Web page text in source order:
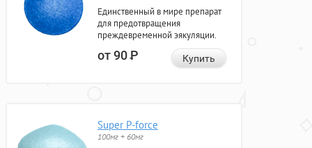
Единственный в мире препарат
для предотвращения
преждевременной эякуляции.
от 90Р Купить
Super P-force
100мг + 60мг